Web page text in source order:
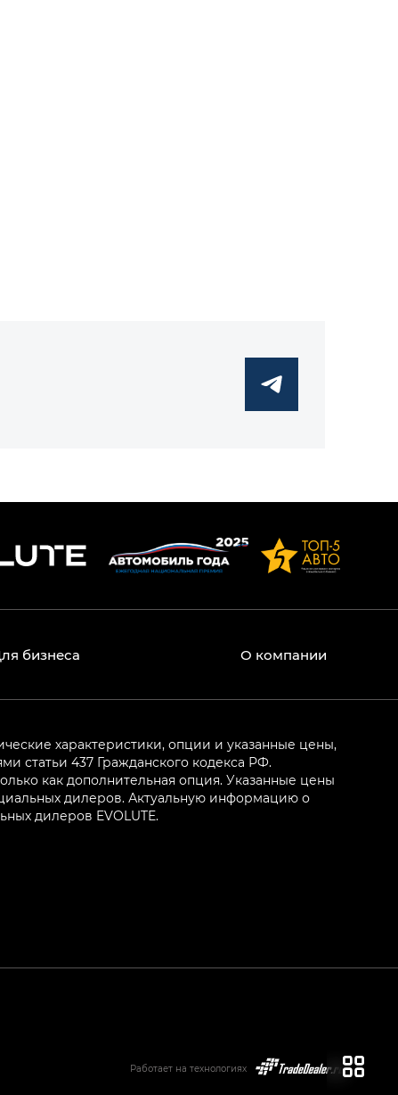
бизнеса О компании
характеристики, опции и указанные цены,
статьи 437 Гражданского кодекса РФ.
как дополнительная опция. Указанные цены
дилеров. Актуальную информацию о
дилеров EVOLUTE.
Работает на технологиях